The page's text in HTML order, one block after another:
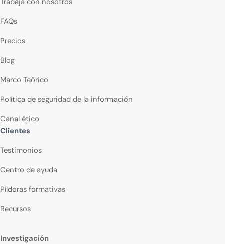
FAQs
Precios
Blog
Marco Teórico
Política de seguridad de la información
Canal ético
Clientes
Testimonios
Centro de ayuda
Píldoras formativas
Recursos
Investigación